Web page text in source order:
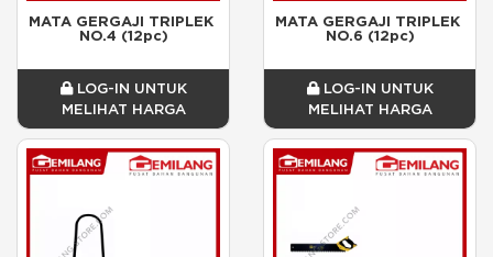
MATA GERGAJI TRIPLEK
NO.4 (12pc)
LOG-IN UNTUK
MELIHAT HARGA
MATA GERGAJI TRIPLEK
NO.6 (12pc)
LOG-IN UNTUK
MELIHAT HARGA